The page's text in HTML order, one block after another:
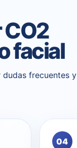
facial
frecuentes y
04